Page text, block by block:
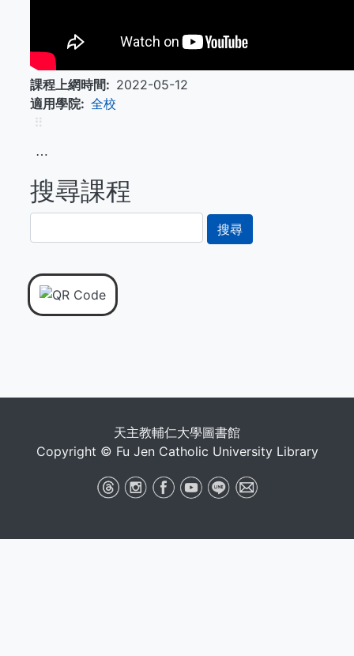
課程上網時間
2022-05-12
適用學院
全校
⠿
⋯
搜尋課程
尋
天主教輔仁大學圖書館
Copyright © Fu Jen Catholic University Library